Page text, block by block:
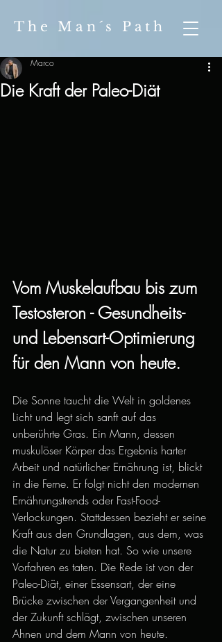
The Man´s Path
Die Kraft der Paleo-Diät
Marco
Vom Muskelaufbau bis zum
Testosteron - Gesundheits-
und Lebensart-Optimierung
für den Mann von heute.
Die Sonne taucht die Welt in goldenes
Licht und legt sich sanft auf das
unberührte Gras. Ein Mann, dessen
muskulöser Körper das Ergebnis harter
Arbeit und natürlicher Ernährung ist, blickt
in die Ferne. Er folgt nicht den modernen
Ernährungstrends oder Fast-Food-
Verlockungen. Stattdessen bezieht er seine
Kraft aus den Grundlagen, aus dem, was
die Natur zu bieten hat. So wie unsere
Vorfahren es taten. Die Rede ist von der
Paleo-Diät, einer Essensart, der eine
Brücke zwischen der Vergangenheit und
der Zukunft schlägt, zwischen unseren
Ahnen und dem Mann von heute.